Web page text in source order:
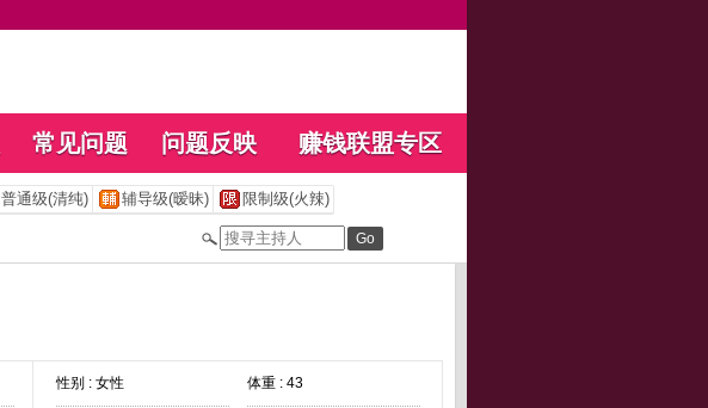
常见问题 问题反映 赚钱联盟专区
普通级(清纯) 辅导级(暧昧) 限制级(火辣)
性别 : 女性 体重 : 43